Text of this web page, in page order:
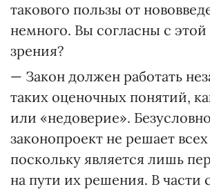
такового пользы от
немного. Вы согласны с этой
зрения?
— Закон должен работать
таких оценочных понятий,
или «недоверие».
законопроект не решает
поскольку является лишь
на пути их решения. В части